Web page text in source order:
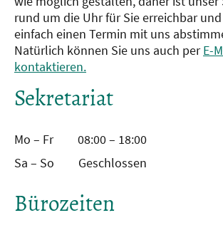
rund um die Uhr für Sie erreichbar
einfach einen Termin mit uns
Natürlich können Sie uns auch perE-
kontaktieren.
Sekretariat
Mo – Fr
08:00 – 18:00
Sa – So
Geschlossen
Bürozeiten